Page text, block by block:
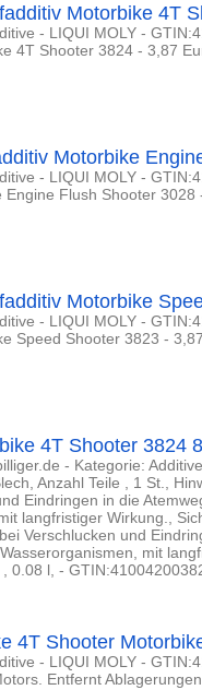
Motorbike 4T
- LIQUI MOLY -
4T Shooter 3824 - 3,87
Motorbike
- LIQUI MOLY -
Flush Shooter 3028
Motorbike
- LIQUI MOLY -
Speed Shooter 3823 -
4T Shooter 3824
- Kategorie:
Anzahl Teile , 1 St.,
Eindringen in die
langfristiger Wirkung.,
Verschlucken und
mit
0.08 l, -
4T Shooter
- LIQUI MOLY -
Entfernt